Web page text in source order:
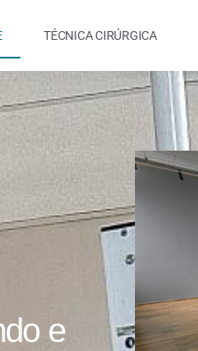
TÉCNICA CIRÚRGICA
e